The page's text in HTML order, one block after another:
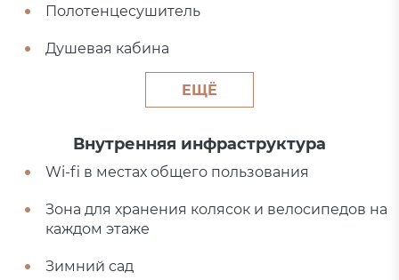
Полотенцесушитель
Душевая кабина
ЕЩЁ
Внутренняя инфраструктура
Wi-fi в местах общего пользования
Зона для хранения колясок и велосипедов на
каждом этаже
Зимний сад